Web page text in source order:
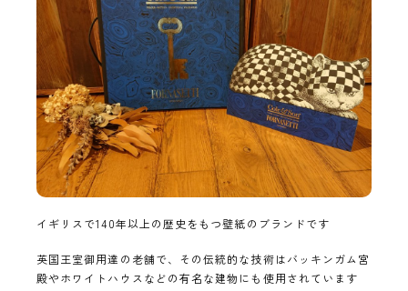
イギリスで140年以上の歴史をもつ壁紙のブランドです
英国王室御用達の老舗で、その伝統的な技術はバッキンガム宮
殿やホワイトハウスなどの有名な建物にも使用されています